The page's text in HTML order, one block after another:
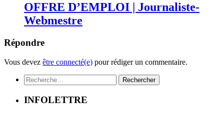
OFFRE D’EMPLOI | Journaliste-
Webmestre
Répondre
Vous devez être connecté(e) pour rédiger un commentaire.
Rechercher :
INFOLETTRE